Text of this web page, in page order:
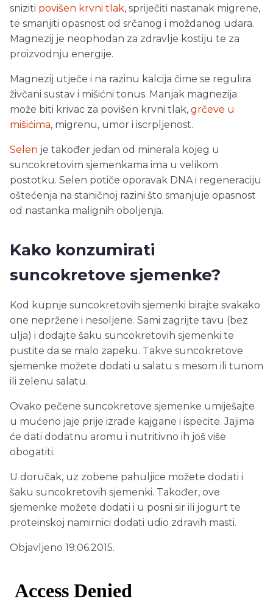
sniziti povišen krvni tlak, spriječiti nastanak migrene,
te smanjiti opasnost od srčanog i moždanog udara.
Magnezij je neophodan za zdravlje kostiju te za
proizvodnju energije.
Magnezij utječe i na razinu kalcija čime se regulira
živčani sustav i mišićni tonus. Manjak magnezija
može biti krivac za povišen krvni tlak, grčeve u
mišićima, migrenu, umor i iscrpljenost.
Selen je također jedan od minerala kojeg u
suncokretovim sjemenkama ima u velikom
postotku. Selen potiče oporavak DNA i regeneraciju
oštećenja na staničnoj razini što smanjuje opasnost
od nastanka malignih oboljenja.
Kako konzumirati
suncokretove sjemenke?
Kod kupnje suncokretovih sjemenki birajte svakako
one nepržene i nesoljene. Sami zagrijte tavu (bez
ulja) i dodajte šaku suncokretovih sjemenki te
pustite da se malo zapeku. Takve suncokretove
sjemenke možete dodati u salatu s mesom ili tunom
ili zelenu salatu.
Ovako pečene suncokretove sjemenke umiješajte
u mućeno jaje prije izrade kajgane i ispecite. Jajima
će dati dodatnu aromu i nutritivno ih još više
obogatiti.
U doručak, uz zobene pahuljice možete dodati i
šaku suncokretovih sjemenki. Također, ove
sjemenke možete dodati i u posni sir ili jogurt te
proteinskoj namirnici dodati udio zdravih masti.
Objavljeno 19.06.2015.